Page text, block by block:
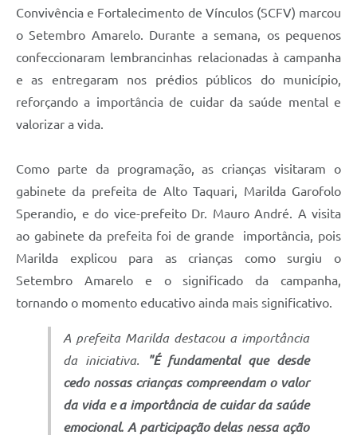
Convivência e Fortalecimento de Vínculos (SCFV) marcou
o Setembro Amarelo. Durante a semana, os pequenos
confeccionaram lembrancinhas relacionadas à campanha
e as entregaram nos prédios públicos do município,
reforçando a importância de cuidar da saúde mental e
valorizar a vida.
Como parte da programação, as crianças visitaram o
gabinete da prefeita de Alto Taquari, Marilda Garofolo
Sperandio, e do vice-prefeito Dr. Mauro André. A visita
ao gabinete da prefeita foi de grande importância, pois
Marilda explicou para as crianças como surgiu o
Setembro Amarelo e o significado da campanha,
tornando o momento educativo ainda mais significativo.
A prefeita Marilda destacou a importância
da iniciativa.
"É fundamental que desde
cedo nossas crianças compreendam o valor
da vida e a importância de cuidar da saúde
emocional. A participação delas nessa ação